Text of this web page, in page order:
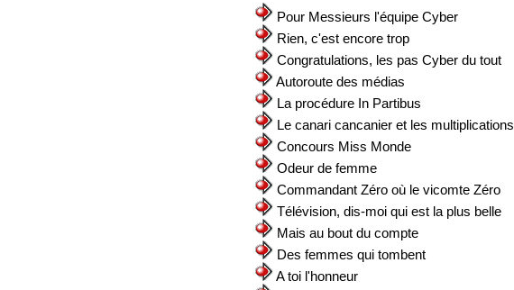
Pour Messieurs l'équipe Cyber
Rien, c'est encore trop
Congratulations, les pas Cyber du tout
Autoroute des médias
La procédure In Partibus
Le canari cancanier et les multiplications
Concours Miss Monde
Odeur de femme
Commandant Zéro où le vicomte Zéro
Télévision, dis-moi qui est la plus belle
Mais au bout du compte
Des femmes qui tombent
A toi l'honneur